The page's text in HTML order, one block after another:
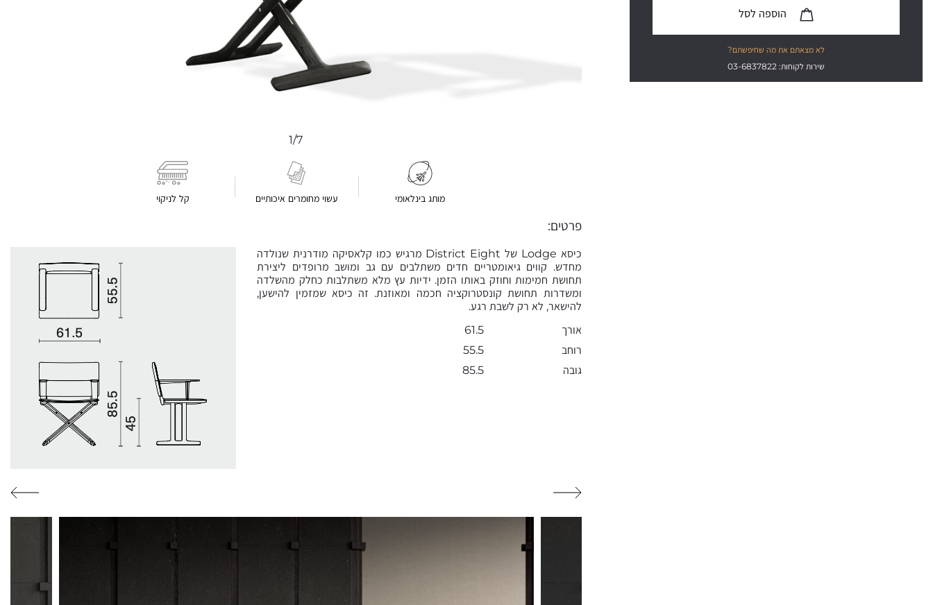
1/7
מותג בינלאומי עשוי מחומרים איכותיים קל לניקוי
פרטים:
כיסא Lodge של District Eight מרגיש כמו קלאסיקה מודרנית שנולדה
מחדש. קווים גיאומטריים חדים משתלבים עם גב ומושב מרופדים ליצירת
תחושת חמימות וחוזק באותו הזמן. ידיות עץ מלא משתלבות כחלק מהשלדה
ומשדרות תחושת קונסטרוקציה חכמה ומאוזנת. זה כיסא שמזמין להישען,
להישאר, לא רק לשבת רגע.
אורך
61.5
רוחב
55.5
גובה
85.5
לא מצאתם את מה שחיפשתם?
שירות לקוחות: 03-6837822